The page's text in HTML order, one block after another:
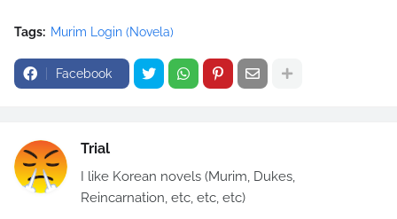
Tags: Murim Login (Novela)
Facebook
Trial
I like Korean novels (Murim, Dukes,
Reincarnation, etc, etc, etc)